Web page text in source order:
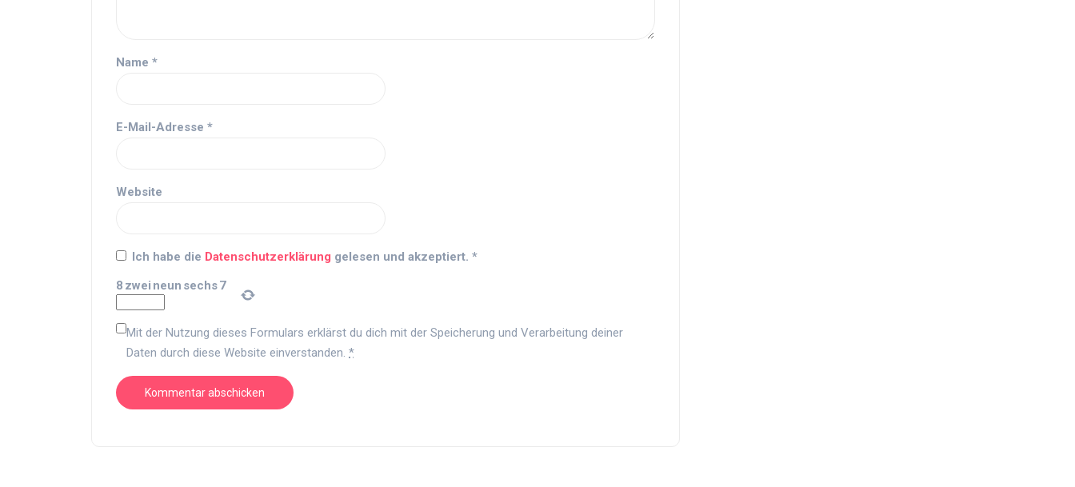
Name *
E-Mail-Adresse *
Website
Ich habe die Datenschutzerklärung gelesen und akzeptiert. *
8 zwei neun sechs7
Mit der Nutzung dieses Formulars erklärst du dich mit der Speicherung und Verarbeitung deiner
Daten durch diese Website einverstanden. *